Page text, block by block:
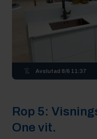
Avslutad 8/6 11:37
Rop 5:
One vit.